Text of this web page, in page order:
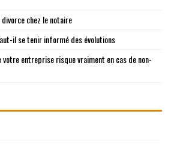
chez le notaire
il se tenir informé des évolutions
votre entreprise risque vraiment en cas de non-